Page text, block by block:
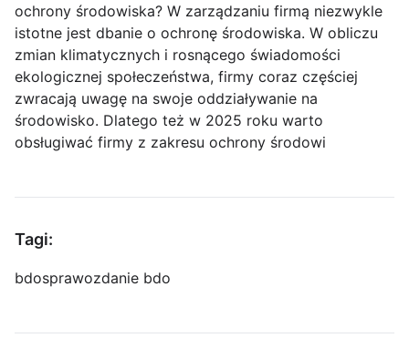
ochrony środowiska? W zarządzaniu firmą niezwykle
istotne jest dbanie o ochronę środowiska. W obliczu
zmian klimatycznych i rosnącego świadomości
ekologicznej społeczeństwa, firmy coraz częściej
zwracają uwagę na swoje oddziaływanie na
środowisko. Dlatego też w 2025 roku warto
obsługiwać firmy z zakresu ochrony środowi
Tagi:
bdosprawozdanie bdo